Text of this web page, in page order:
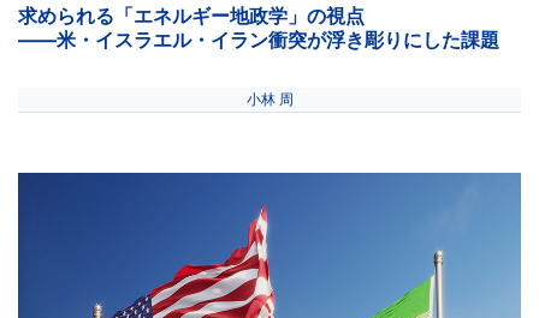
求められる「エネルギー地政学」の視点
――米・イスラエル・イラン衝突が浮き彫りにした課題
小林 周